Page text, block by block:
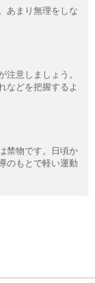
あまり無理をしな
意しましょう。
などを把握するよ
禁物です。日頃か
のもとで軽い運動